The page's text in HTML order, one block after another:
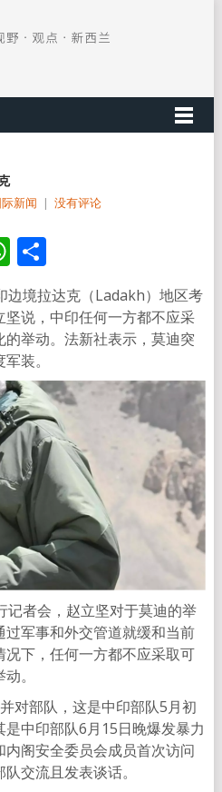
新闻 | 没有评论
WhatsApp
分
享
边境拉达克（Ladakh）地区考
说，中印任何一方都不应采
举动。法新社表示，莫迪突
装。
记者会，赵立坚对于莫迪的举
军事和外交管道就缓和当前
下，任何一方都不应采取可
。
对部队，这是中印部队5月初
中印部队6月15日晚爆发暴力
阁安全委员会成员首次访问
交流且发表谈话。